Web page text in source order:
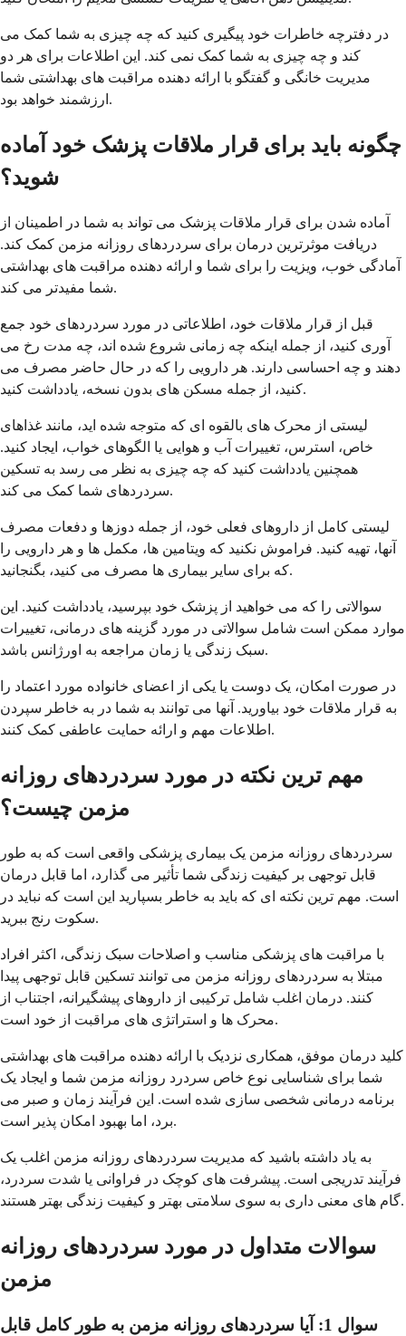
در دفترچه خاطرات خود پیگیری کنید که چه چیزی به شما کمک می
کند و چه چیزی به شما کمک نمی کند. این اطلاعات برای هر دو
مدیریت خانگی و گفتگو با ارائه دهنده مراقبت های بهداشتی شما
ارزشمند خواهد بود.
چگونه باید برای قرار ملاقات پزشک خود آماده
شوید؟
آماده شدن برای قرار ملاقات پزشک می تواند به شما در اطمینان از
دریافت موثرترین درمان برای سردردهای روزانه مزمن کمک کند.
آمادگی خوب، ویزیت را برای شما و ارائه دهنده مراقبت های بهداشتی
شما مفیدتر می کند.
قبل از قرار ملاقات خود، اطلاعاتی در مورد سردردهای خود جمع
آوری کنید، از جمله اینکه چه زمانی شروع شده اند، چه مدت رخ می
دهند و چه احساسی دارند. هر دارویی را که در حال حاضر مصرف می
کنید، از جمله مسکن های بدون نسخه، یادداشت کنید.
لیستی از محرک های بالقوه ای که متوجه شده اید، مانند غذاهای
خاص، استرس، تغییرات آب و هوایی یا الگوهای خواب، ایجاد کنید.
همچنین یادداشت کنید که چه چیزی به نظر می رسد به تسکین
سردردهای شما کمک می کند.
لیستی کامل از داروهای فعلی خود، از جمله دوزها و دفعات مصرف
آنها، تهیه کنید. فراموش نکنید که ویتامین ها، مکمل ها و هر دارویی را
که برای سایر بیماری ها مصرف می کنید، بگنجانید.
سوالاتی را که می خواهید از پزشک خود بپرسید، یادداشت کنید. این
موارد ممکن است شامل سوالاتی در مورد گزینه های درمانی، تغییرات
سبک زندگی یا زمان مراجعه به اورژانس باشد.
در صورت امکان، یک دوست یا یکی از اعضای خانواده مورد اعتماد را
به قرار ملاقات خود بیاورید. آنها می توانند به شما در به خاطر سپردن
اطلاعات مهم و ارائه حمایت عاطفی کمک کنند.
مهم ترین نکته در مورد سردردهای روزانه
مزمن چیست؟
سردردهای روزانه مزمن یک بیماری پزشکی واقعی است که به طور
قابل توجهی بر کیفیت زندگی شما تأثیر می گذارد، اما قابل درمان
است. مهم ترین نکته ای که باید به خاطر بسپارید این است که نباید در
سکوت رنج ببرید.
با مراقبت های پزشکی مناسب و اصلاحات سبک زندگی، اکثر افراد
مبتلا به سردردهای روزانه مزمن می توانند تسکین قابل توجهی پیدا
کنند. درمان اغلب شامل ترکیبی از داروهای پیشگیرانه، اجتناب از
محرک ها و استراتژی های مراقبت از خود است.
کلید درمان موفق، همکاری نزدیک با ارائه دهنده مراقبت های بهداشتی
شما برای شناسایی نوع خاص سردرد روزانه مزمن شما و ایجاد یک
برنامه درمانی شخصی سازی شده است. این فرآیند زمان و صبر می
برد، اما بهبود امکان پذیر است.
به یاد داشته باشید که مدیریت سردردهای روزانه مزمن اغلب یک
فرآیند تدریجی است. پیشرفت های کوچک در فراوانی یا شدت سردرد،
گام های معنی داری به سوی سلامتی بهتر و کیفیت زندگی بهتر هستند.
سوالات متداول در مورد سردردهای روزانه
مزمن
سوال 1: آیا سردردهای روزانه مزمن به طور کامل قابل